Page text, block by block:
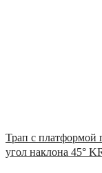
Трап с платформой
угол наклона 45°